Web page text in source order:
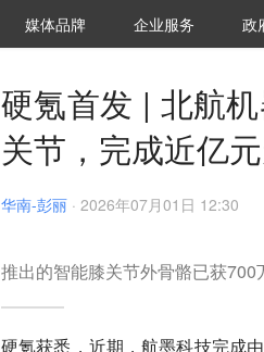
媒体品牌 36Kr研究院
企业服务 城
政
硬氪首发 | 北航
关节，完成近亿
华南-彭丽 · 2026年07月01日 12:30
推出的智能膝关节外骨骼已获700
硬氪获悉，近期，航墨科技完成